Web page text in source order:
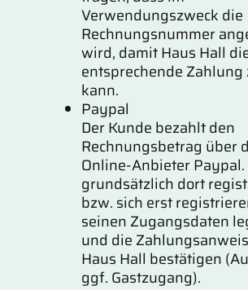
Verwendungszweck die
Rechnungsnummer
wird, damit Haus Hall
entsprechende
kann.
Paypal
Der Kunde bezahlt den
Rechnungsbetrag über
Online-Anbieter Paypal.
grundsätzlich dort
bzw. sich erst
seinen Zugangsdaten
und die
Haus Hall bestätigen
ggf. Gastzugang).